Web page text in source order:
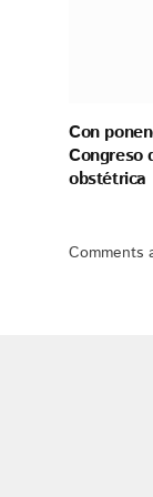
Con
Congreso
obstétrica
Comments